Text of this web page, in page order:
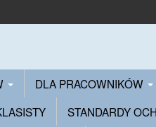
DLA PRACOWNIKÓW
STANDARDY